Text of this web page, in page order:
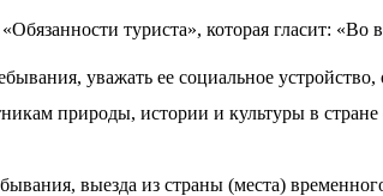
туриста», которая гласит:
уважать ее социальное
природы, истории и культуры в
выезда из страны (места)